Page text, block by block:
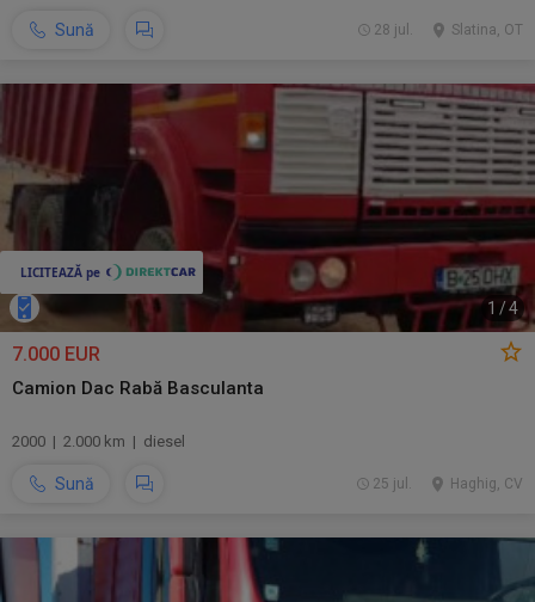
Sună Slatina, OT
28 jul.
1 /4
7.000 EUR
Camion Dac Rabă Basculanta
2000 | 2.000 km | diesel
Sună Haghig, CV
25 jul.